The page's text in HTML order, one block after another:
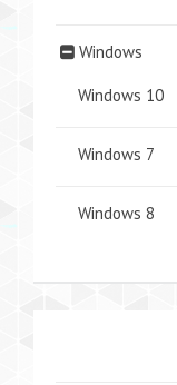
Windows
Windows 10
Windows 7
Windows 8